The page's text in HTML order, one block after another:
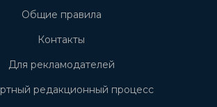
Общие правила
Контакты
Для рекламодателей
редакционный процесс